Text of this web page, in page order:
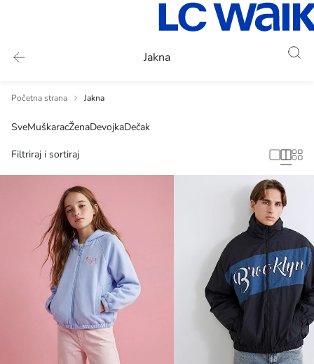
Jakna
Početna strana Jakna
SveMuškaracŽenaDevojkaDečak
Filtriraj i sortiraj